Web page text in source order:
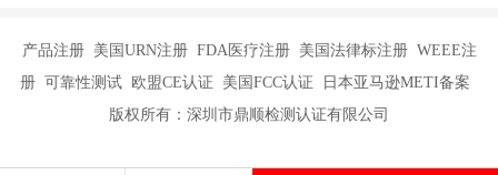
产品注册 美国URN注册 FDA医疗注册 美国法律标注册 WEEE注
册 可靠性测试 欧盟CE认证 美国FCC认证 日本亚马逊METI备案
版权所有：深圳市鼎顺检测认证有限公司